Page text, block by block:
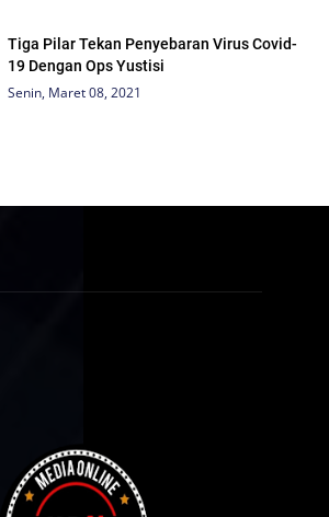
Tiga Pilar Tekan Penyebaran Virus Covid-
19 Dengan Ops Yustisi
Senin, Maret 08, 2021